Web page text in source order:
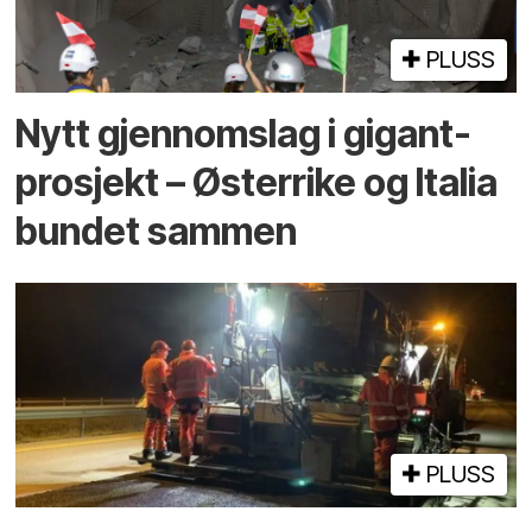
PLUSS
Nytt gjennomslag i gigant­
prosjekt – Østerrike og Italia
bundet sammen
PLUSS